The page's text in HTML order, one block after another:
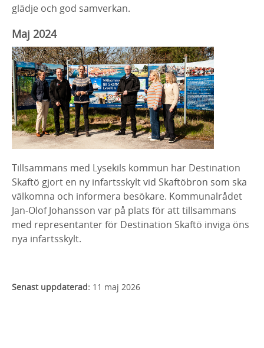
glädje och god samverkan.
Maj 2024
Tillsammans med Lysekils kommun har Destination
Skaftö gjort en ny infartsskylt vid Skaftöbron som ska
välkomna och informera besökare. Kommunalrådet
Jan-Olof Johansson var på plats för att tillsammans
med representanter för Destination Skaftö inviga öns
nya infartsskylt.
Senast uppdaterad: 11 maj 2026